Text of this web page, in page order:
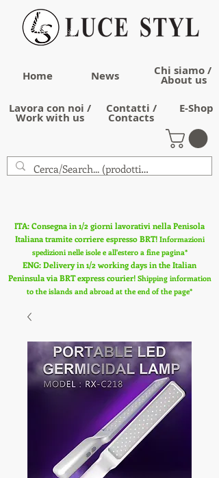
Home News Chi siamo /
About us
Lavora con noi /
Work with us
Contatti /
Contacts
E-Shop
ITA: Consegna in 1/2 giorni lavorativi nella Penisola
Italiana tramite corriere espresso BRT! Informazioni
spedizioni nelle isole e all'estero a fine pagina*
ENG: Delivery in 1/2 working days in the Italian
Peninsula via BRT express courier! Shipping information
to the islands and abroad at the end of the page*